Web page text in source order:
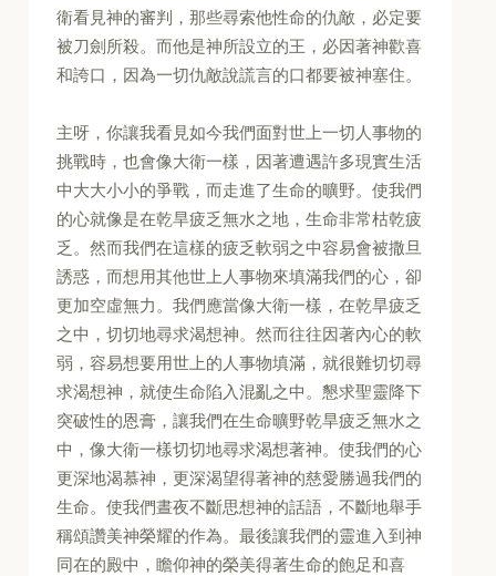
衛看見神的審判，那些尋索他性命的仇敵，必定要
被刀劍所殺。而他是神所設立的王，必因著神歡喜
和誇口，因為一切仇敵說謊言的口都要被神塞住。
主呀，你讓我看見如今我們面對世上一切人事物的
挑戰時，也會像大衛一樣，因著遭遇許多現實生活
中大大小小的爭戰，而走進了生命的曠野。使我們
的心就像是在乾旱疲乏無水之地，生命非常枯乾疲
乏。然而我們在這樣的疲乏軟弱之中容易會被撒旦
誘惑，而想用其他世上人事物來填滿我們的心，卻
更加空虛無力。我們應當像大衛一樣，在乾旱疲乏
之中，切切地尋求渴想神。然而往往因著內心的軟
弱，容易想要用世上的人事物填滿，就很難切切尋
求渴想神，就使生命陷入混亂之中。懇求聖靈降下
突破性的恩膏，讓我們在生命曠野乾旱疲乏無水之
中，像大衛一樣切切地尋求渴想著神。使我們的心
更深地渴慕神，更深渴望得著神的慈愛勝過我們的
生命。使我們晝夜不斷思想神的話語，不斷地舉手
稱頌讚美神榮耀的作為。最後讓我們的靈進入到神
同在的殿中，瞻仰神的榮美得著生命的飽足和喜